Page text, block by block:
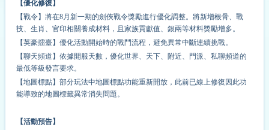
【優化修復】
【戰令】將在8月新一期的劍俠戰令獎勵進行優化調整。將新增根骨、戰
技、生肖、官印相關養成材料，且家族貢獻值、銀兩等材料獎勵增多。
【英豪擂臺】優化活動開始時的戰鬥流程，避免異常中斷連續挑戰。
【聊天頻道】依據開服天數，優化世界、天下、附近、門派、私聊頻道的
最低等級發言要求。
【地圖標點】部分玩法中地圖標點功能重新開放，此前已線上修復因此功
能導致的地圖標籤異常消失問題。
【活動預告】